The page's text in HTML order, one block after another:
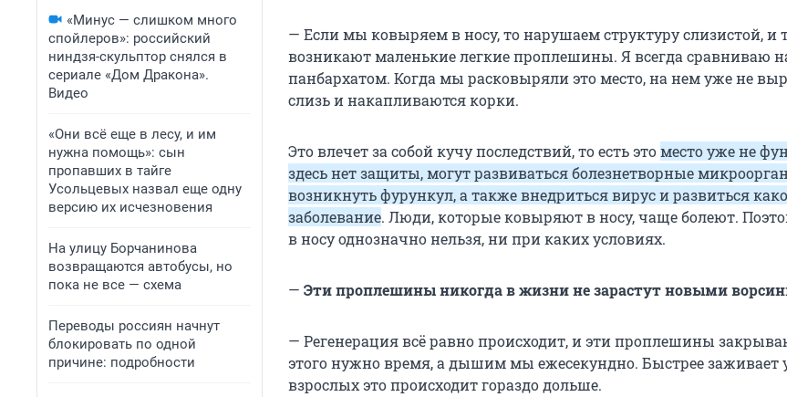
«Минус — слишком много
спойлеров»: российский
ниндзя-скульптор снялся в
сериале «Дом Дракона».
Видео
«Они всё еще в лесу, и им
нужна помощь»: сын
пропавших в тайге
Усольцевых назвал еще одну
версию их исчезновения
На улицу Борчанинова
возвращаются автобусы, но
пока не все — схема
Переводы россиян начнут
блокировать по одной
причине: подробности
— Если мы ковыряем в носу, то нарушаем структуру слизистой, и
возникают маленькие легкие проплешины. Я всегда сравниваю
панбархатом. Когда мы расковыряли это место, на нем уже не
слизь и накапливаются корки.
Это влечет за собой кучу последствий, то есть этоместо уже не
здесь нет защиты, могут развиваться болезнетворные
возникнуть фурункул, а также внедриться вирус и развиться
заболевание. Люди, которые ковыряют в носу, чаще болеют.
в носу однозначно нельзя, ни при каких условиях.
— Эти проплешины никогда в жизни не зарастут новыми
— Регенерация всё равно происходит, и эти проплешины
этого нужно время, а дышим мы ежесекундно. Быстрее заживает
взрослых это происходит гораздо дольше.